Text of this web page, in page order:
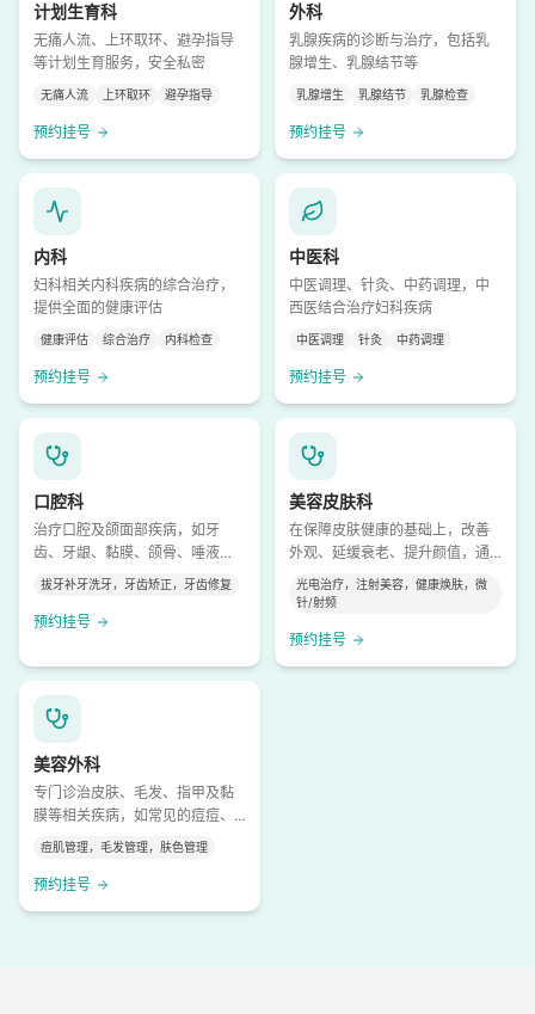
计划生育科
无痛人流、上环取环、避孕指导
等计划生育服务，安全私密
无痛人流 上环取环 避孕指导
预约挂号
外科
乳腺疾病的诊断与治疗，包括乳
腺增生、乳腺结节等
乳腺增生 乳腺结节 乳腺检查
预约挂号
内科
妇科相关内科疾病的综合治疗，
提供全面的健康评估
健康评估 综合治疗 内科检查
预约挂号
中医科
中医调理、针灸、中药调理，中
西医结合治疗妇科疾病
中医调理 针灸 中药调理
预约挂号
口腔科
治疗口腔及颌面部疾病，如牙
齿、牙龈、黏膜、颌骨、唾液
腺、颞下颌关节等多个部位，不
复、矫正、肿瘤、外伤等。
拔牙补牙洗牙，牙齿矫正，牙齿修复
预约挂号
美容皮肤科
在保障皮肤健康的基础上，改善
外观、延缓衰老、提升颜值‌，通
过医疗级手段解决皮肤的“亚健康”
和“美观”问题。
光电治疗，注射美容，健康焕肤，微
针/射频
预约挂号
美容外科
专门诊治皮肤、毛发、指甲及黏
膜等相关疾病，如常见的痘痘、
湿疹，以及复杂的自身免疫性皮
痘肌管理，毛发管理，肤色管理
预约挂号